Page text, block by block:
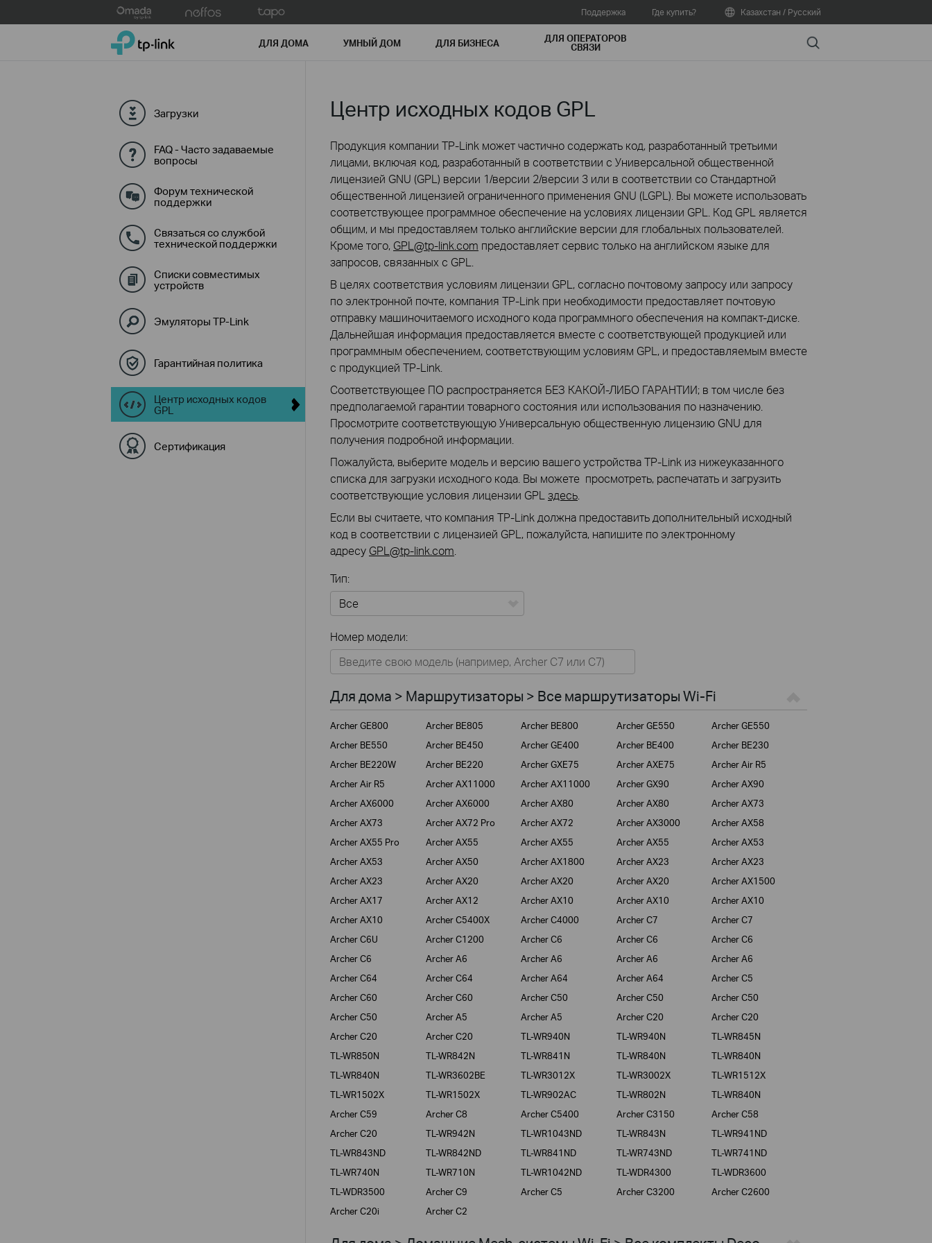
to
Поддержка Где купить? Казахстан / Русский
TP-Link, Reliably Smart ДЛЯ ДОМА УМНЫЙ ДОМ ДЛЯ БИЗНЕСА ДЛЯ ОПЕРАТОРОВ
СВЯЗИ Search
Загрузки
FAQ - Часто задаваемые
вопросы
Форум технической
поддержки
Связаться со службой
технической поддержки
Списки совместимых
устройств
Эмуляторы TP-Link
Гарантийная политика
Центр исходных кодов
GPL
Сертификация
Центр исходных кодов GPL
Продукция компании TP-Link может частично содержать код, разработанный третьими
лицами, включая код, разработанный в соответствии с Универсальной общественной
лицензией GNU (GPL) версии 1/версии 2/версии 3 или в соответствии со Стандартной
общественной лицензией ограниченного применения GNU (LGPL). Вы можете использовать
соответствующее программное обеспечение на условиях лицензии GPL. Код GPL является
общим, и мы предоставляем только английские версии для глобальных пользователей.
Кроме того, GPL@tp-link.com предоставляет сервис только на английском языке для
запросов, связанных с GPL.
В целях соответствия условиям лицензии GPL, согласно почтовому запросу или запросу
по электронной почте, компания TP-Link при необходимости предоставляет почтовую
отправку машиночитаемого исходного кода программного обеспечения на компакт-диске.
Дальнейшая информация предоставляется вместе с соответствующей продукцией или
программным обеспечением, соответствующим условиям GPL, и предоставляемым вместе
с продукцией TP-Link.
Соответствующее ПО распространяется БЕЗ КАКОЙ-ЛИБО ГАРАНТИИ; в том числе без
предполагаемой гарантии товарного состояния или использования по назначению.
Просмотрите соответствующую Универсальную общественную лицензию GNU для
получения подробной информации.
Пожалуйста, выберите модель и версию вашего устройства TP-Link из нижеуказанного
списка для загрузки исходного кода. Вы можете просмотреть, распечатать и загрузить
соответствующие условия лицензии GPL здесь
Если вы считаете, что компания TP-Link должна предоставить дополнительный исходный
код в соответствии с лицензией GPL, пожалуйста, напишите по электронному
адресу GPL@tp-link.com
Тип:
Для дома
Умный дом
Для бизнеса
Для операторов связи
Номер модели:
Для дома > Маршрутизаторы > Все маршрутизаторы Wi-Fi
Archer GE800 Archer BE805 Archer BE800 Archer GE550
Archer GE550
Archer BE550
Archer BE450 Archer GE400 Archer BE400
Archer BE230
Archer BE220W
Archer BE220 Archer GXE75 Archer AXE75
Archer Air R5
Archer Air R5
Archer AX11000 Archer AX11000 Archer GX90
Archer AX90
Archer AX6000
Archer AX6000 Archer AX80 Archer AX80
Archer AX73
Archer AX73
Archer AX72 Pro Archer AX72 Archer AX3000
Archer AX58
Archer AX55 Pro
Archer AX55 Archer AX55 Archer AX55
Archer AX53
Archer AX53
Archer AX50 Archer AX1800 Archer AX23
Archer AX23
Archer AX23
Archer AX20 Archer AX20 Archer AX20
Archer AX1500
Archer AX17
Archer AX12 Archer AX10 Archer AX10
Archer AX10
Archer AX10
Archer C5400X Archer C4000 Archer C7
Archer C7
Archer C6U
Archer C1200 Archer C6 Archer C6
Archer C6
Archer C6
Archer A6 Archer A6 Archer A6
Archer A6
Archer C64
Archer C64 Archer A64 Archer A64
Archer C5
Archer C60
Archer C60 Archer C50 Archer C50
Archer C50
Archer C50
Archer A5 Archer A5 Archer C20
Archer C20
Archer C20
Archer C20 TL-WR940N TL-WR940N
TL-WR845N
TL-WR850N
TL-WR842N TL-WR841N TL-WR840N
TL-WR840N
TL-WR840N
TL-WR3602BE TL-WR3012X TL-WR3002X
TL-WR1512X
TL-WR1502X
TL-WR1502X TL-WR902AC TL-WR802N
TL-WR840N
Archer C59
Archer C8 Archer C5400 Archer C3150
Archer C58
Archer C20
TL-WR942N TL-WR1043ND TL-WR843N
TL-WR941ND
TL-WR843ND
TL-WR842ND TL-WR841ND TL-WR743ND
TL-WR741ND
TL-WR740N
TL-WR710N TL-WR1042ND TL-WDR4300
TL-WDR3600
TL-WDR3500
Archer C9 Archer C5 Archer C3200
Archer C2600
Archer C20i
Archer C2